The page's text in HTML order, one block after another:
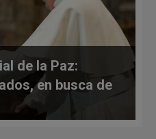
de la Paz:
en busca de